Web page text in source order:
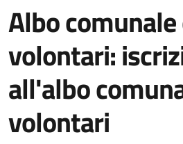
Albo
volontari:
all'albo
volontari